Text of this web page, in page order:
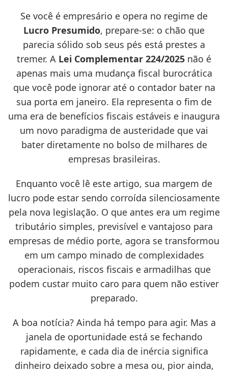
Se você é empresário e opera no regime de
Lucro Presumido, prepare-se: o chão que
parecia sólido sob seus pés está prestes a
tremer. A Lei Complementar 224/2025 não é
apenas mais uma mudança fiscal burocrática
que você pode ignorar até o contador bater na
sua porta em janeiro. Ela representa o fim de
uma era de benefícios fiscais estáveis e inaugura
um novo paradigma de austeridade que vai
bater diretamente no bolso de milhares de
empresas brasileiras.
Enquanto você lê este artigo, sua margem de
lucro pode estar sendo corroída silenciosamente
pela nova legislação. O que antes era um regime
tributário simples, previsível e vantajoso para
empresas de médio porte, agora se transformou
em um campo minado de complexidades
operacionais, riscos fiscais e armadilhas que
podem custar muito caro para quem não estiver
preparado.
A boa notícia? Ainda há tempo para agir. Mas a
janela de oportunidade está se fechando
rapidamente, e cada dia de inércia significa
dinheiro deixado sobre a mesa ou, pior ainda,